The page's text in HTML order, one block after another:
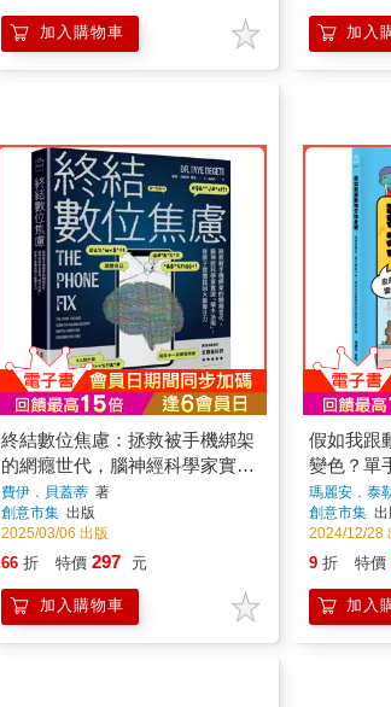
加入購物車 加入
終結數位焦慮：拯救被手機綁架
的網癮世代，腦神經科學家實證
「積木法則」，從原子習慣找回
大腦專注力
費伊．貝蓋蒂 著
創意市集 出版
2025/03/06 出版
66 折 特價 297 元
加入購物車
假如我跟
變色？單
最瘋狂的
瑪麗安．泰
創意市集 出
2024/12/28
9 折 特價
加入